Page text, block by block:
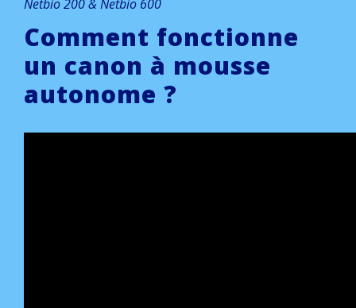
Netbio 200 & Netbio 600
Comment fonctionne
un canon à mousse
autonome ?